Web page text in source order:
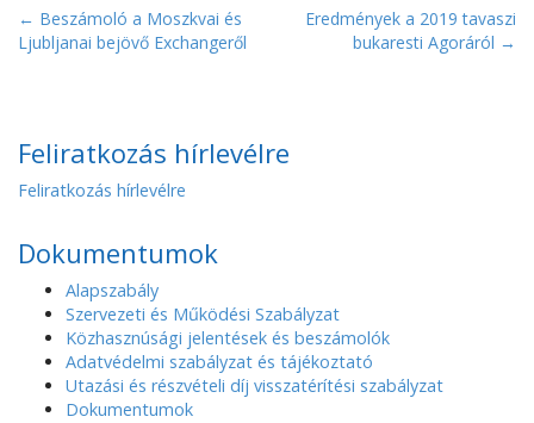
P
o
n
a
v
i
g
← Beszámoló a Moszkvai és
Ljubljanai bejövő Exchangeről
Eredmények a 2019 tavaszi
bukaresti Agoráról →
Feliratkozás hírlevélre
Feliratkozás hírlevélre
Dokumentumok
Alapszabály
Szervezeti és Működési Szabályzat
Közhasznúsági jelentések és beszámolók
Adatvédelmi szabályzat és tájékoztató
Utazási és részvételi díj visszatérítési szabályzat
Dokumentumok